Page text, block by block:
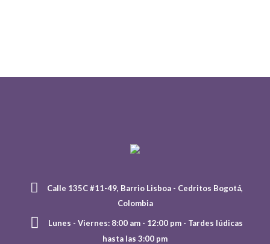
Calle 135C #11-49, Barrio Lisboa - Cedritos Bogotá,
Colombia
Lunes - Viernes: 8:00 am - 12:00 pm - Tardes lúdicas
hasta las 3:00 pm